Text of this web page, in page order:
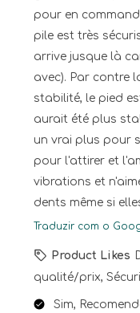
pour en
pile est très
arrive jusque là
avec). Par contre
stabilité, le pied
aurait été plus
un vrai plus pour
pour l'attirer et
vibrations et
dents même si
Traduzir com o
Product Likes
qualité/prix,
Sim,